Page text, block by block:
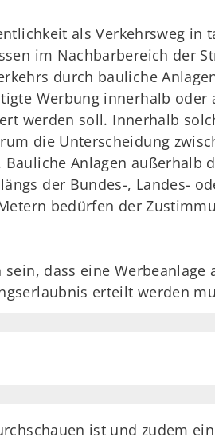
als Verkehrsweg in
im Nachbarbereich der
durch bauliche
Werbung innerhalb
werden soll. Innerhalb
die Unterscheidung
Anlagen außerhalb
der Bundes-, Landes-
bedürfen der
dass eine
erteilt werden
ist und zudem